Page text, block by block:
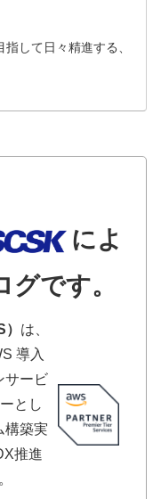
して日々精進する、
によ
です。
は、
導入
サービ
とし
構築実
推進